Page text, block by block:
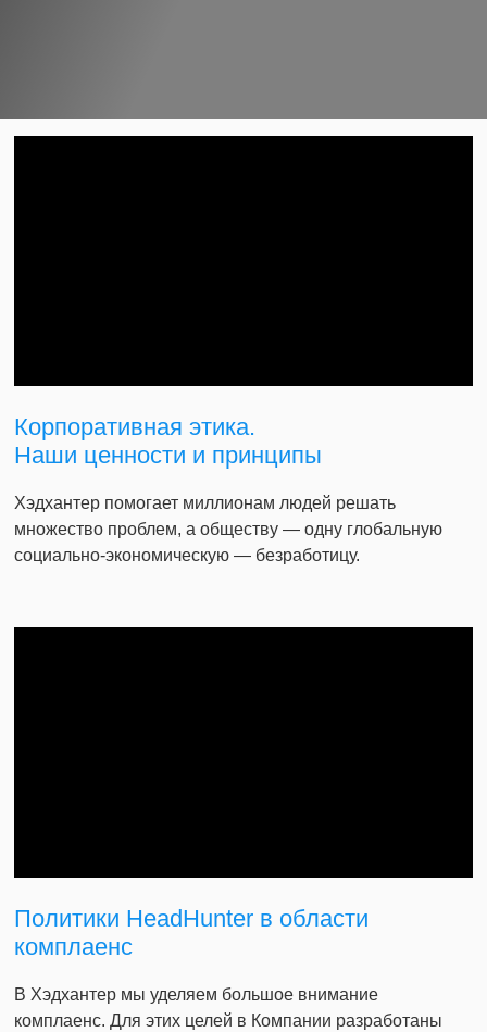
Корпоративная этика.
Наши ценности и принципы
Хэдхантер помогает миллионам людей решать
множество проблем, а обществу — одну глобальную
социально-экономическую — безработицу.
Политики HeadHunter в области
комплаенс
В Хэдхантер мы уделяем большое внимание
комплаенс. Для этих целей в Компании разработаны